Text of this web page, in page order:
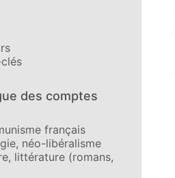
des comptes
français
néo-libéralisme
littérature (romans,